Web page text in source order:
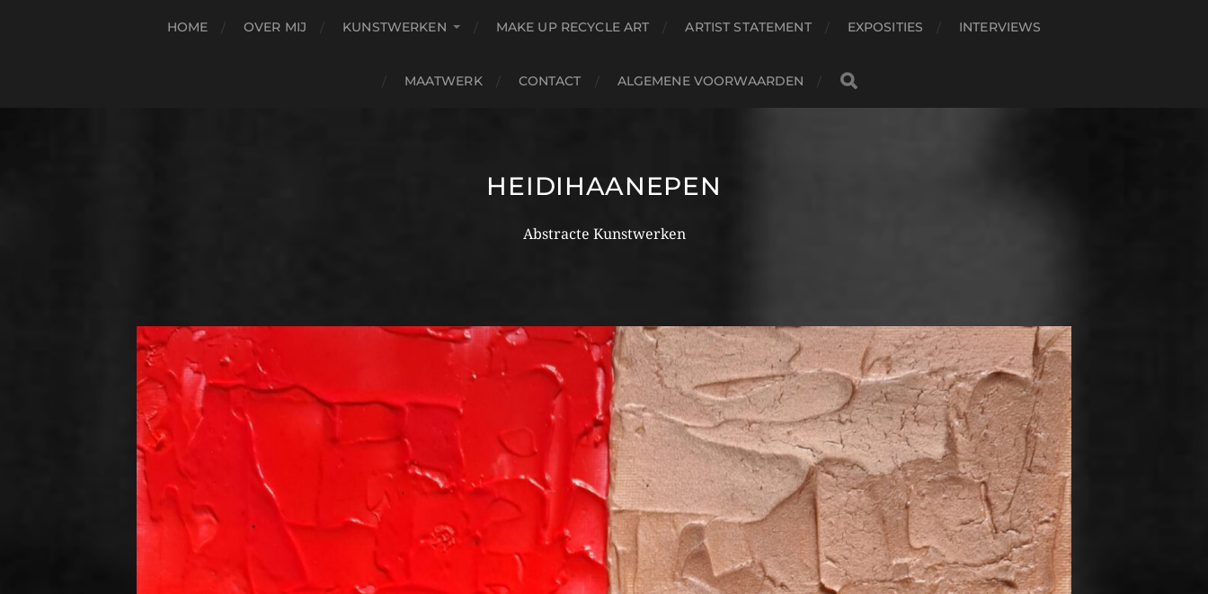
HOME OVER MIJ KUNSTWERKEN MAKE UP RECYCLE ART ARTIST STATEMENT EXPOSITIES INTERVIEWS
MAATWERK CONTACT ALGEMENE VOORWAARDEN
HEIDIHAANEPEN
Abstracte Kunstwerken